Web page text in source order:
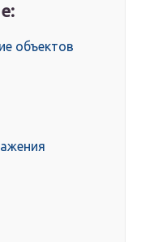
объектов